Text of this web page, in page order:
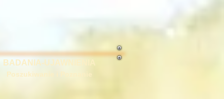
BADANIA-UJAWNIENIA
Poszukiwanie i Poznanie